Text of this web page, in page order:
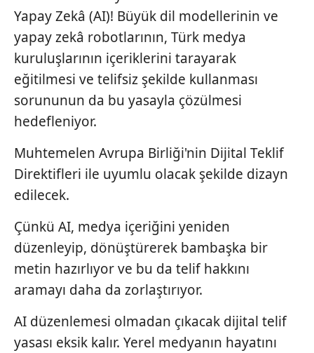
Yapay Zekâ (AI)! Büyük dil modellerinin ve
yapay zekâ robotlarının, Türk medya
kuruluşlarının içeriklerini tarayarak
eğitilmesi ve telifsiz şekilde kullanması
sorununun da bu yasayla çözülmesi
hedefleniyor.
Muhtemelen Avrupa Birliği'nin Dijital Teklif
Direktifleri ile uyumlu olacak şekilde dizayn
edilecek.
Çünkü AI, medya içeriğini yeniden
düzenleyip, dönüştürerek bambaşka bir
metin hazırlıyor ve bu da telif hakkını
aramayı daha da zorlaştırıyor.
AI düzenlemesi olmadan çıkacak dijital telif
yasası eksik kalır. Yerel medyanın hayatını